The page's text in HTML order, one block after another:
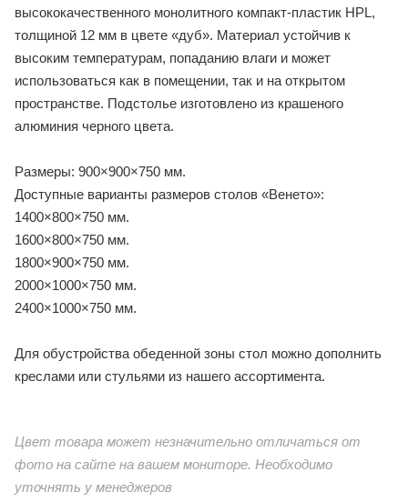
высококачественного монолитного компакт-пластик HPL,
толщиной 12 мм в цвете «дуб». Материал устойчив к
высоким температурам, попаданию влаги и может
использоваться как в помещении, так и на открытом
пространстве. Подстолье изготовлено из крашеного
алюминия черного цвета.
Размеры: 900×900×750 мм.
Доступные варианты размеров столов «Венето»:
1400×800×750 мм.
1600×800×750 мм.
1800×900×750 мм.
2000×1000×750 мм.
2400×1000×750 мм.
Для обустройства обеденной зоны стол можно дополнить
креслами или стульями из нашего ассортимента.
Цвет товара может незначительно отличаться от
фото на сайте на вашем мониторе. Необходимо
уточнять у менеджеров